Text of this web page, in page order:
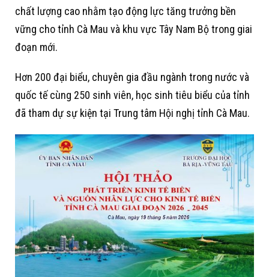
chất lượng cao nhằm tạo động lực tăng trưởng bền
vững cho tỉnh Cà Mau và khu vực Tây Nam Bộ trong giai
đoạn mới.
Hơn 200 đại biểu, chuyên gia đầu ngành trong nước và
quốc tế cùng 250 sinh viên, học sinh tiêu biểu của tỉnh
đã tham dự sự kiện tại Trung tâm Hội nghị tỉnh Cà Mau.